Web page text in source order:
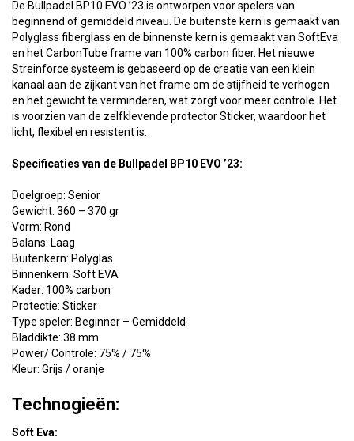
De Bullpadel BP10 EVO ’23 is ontworpen voor spelers van
beginnend of gemiddeld niveau. De buitenste kern is gemaakt van
Polyglass fiberglass en de binnenste kern is gemaakt van SoftEva
en het CarbonTube frame van 100% carbon fiber. Het nieuwe
Streinforce systeem is gebaseerd op de creatie van een klein
kanaal aan de zijkant van het frame om de stijfheid te verhogen
en het gewicht te verminderen, wat zorgt voor meer controle. Het
is voorzien van de zelfklevende protector Sticker, waardoor het
licht, flexibel en resistent is.
Specificaties van de Bullpadel BP10 EVO ’23:
Doelgroep: Senior
Gewicht: 360 – 370 gr
Vorm: Rond
Balans: Laag
Buitenkern: Polyglas
Binnenkern: Soft EVA
Kader: 100% carbon
Protectie: Sticker
Type speler: Beginner – Gemiddeld
Bladdikte: 38 mm
Power/ Controle: 75% / 75%
Kleur: Grijs / oranje
Technogieën:
Soft Eva: